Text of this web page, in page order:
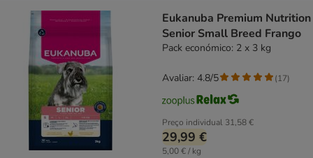
Eukanuba Premium Nutrition
Senior Small Breed Frango
Pack económico: 2 x 3 kg
Preço individual 31,58 €
29,99 €
5,00 € / kg
Avaliar: 4.8/5 (17)